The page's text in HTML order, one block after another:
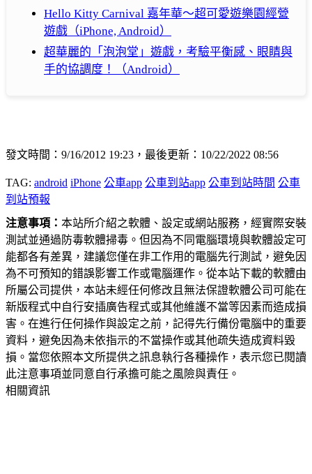
Hello Kitty Carnival 嘉年華～超可愛遊樂園經營
遊戲（iPhone, Android）
超華麗的「泡泡堂」遊戲，考驗平衡感、眼睛與
手的協調度！（Android）
發文時間：9/16/2012 19:23，最後更新：10/22/2022 08:56
TAG: android iPhone 公車app 公車到站app 公車到站時間 公車
到站預報
注意事項： 本站所介紹之軟體、設定或網站服務，經實際安裝
測試並通過防毒軟體掃毒。但因為不同電腦環境與軟體設定可
能都各有差異，建議您僅在非工作用的電腦先行測試，避免因
為不可預知的錯誤影響工作或電腦運作。從本站下載的軟體由
所屬公司提供，本站未經任何修改且無法保證軟體公司可能在
新版程式中自行安插廣告程式或其他維護不當等因素而造成損
害。在進行任何操作與設定之前，記得先行備份電腦中的重要
資料，避免因為未依指示的不當操作或其他疏失造成資料毀
損。當您依照本文所提供之訊息執行各種操作，表示您已閱讀
此注意事項並同意自行承擔可能之風險與責任。
相關資訊